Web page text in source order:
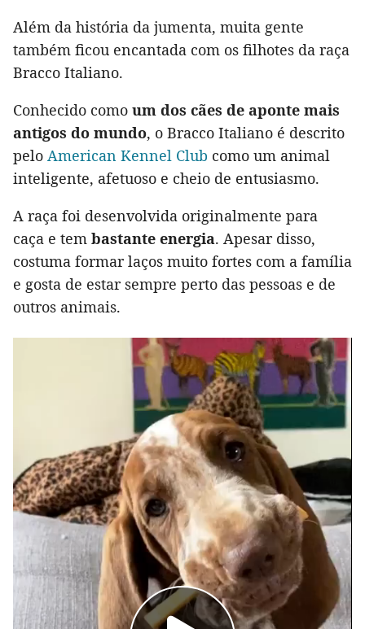
Além da história da jumenta, muita gente
também ficou encantada com os filhotes da raça
Bracco Italiano.
Conhecido como um dos cães de aponte mais
antigos do mundo, o Bracco Italiano é descrito
pelo American Kennel Club como um animal
inteligente, afetuoso e cheio de entusiasmo.
A raça foi desenvolvida originalmente para
caça e tem bastante energia. Apesar disso,
costuma formar laços muito fortes com a família
e gosta de estar sempre perto das pessoas e de
outros animais.